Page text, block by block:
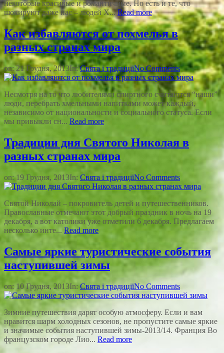
некоторые красивые и романтичные. Но есть и те, что
шокируют даже нас – людей X...Read more
Как избавляются от похмелья в
разных странах мира
on:21 Грудня, 2013In:Свята і традиціїNo Comments
Несмотря на то что любителями спиртного считаются “наши”
люди, перебрать хмельными напитками может каждый,
независимо от национальности и социального статуса. Если
мы привыкли сн... Read more
Традиции дня Святого Николая в
разных странах мира
on:19 Грудня, 2013In: Свята і традиціїNo Comments
Святой Николай – покровитель детей и путешественников.
Православные отмечают этот добрый праздник в ночь на 19
декабря, а вот католики уже отметили 6 декабря. Предлагаем
несколько инте... Read more
Самые яркие туристические события
наступившей зимы
on:10 Грудня, 2013In:Свята і традиціїNo Comments
Зимние путешествия дарят особую атмосферу. Если и вам
нравится шарм холодных сезонов, не пропустите самые яркие
и значимые события наступившей зимы-2013/14. Франция Во
французском городе Лио... Read more